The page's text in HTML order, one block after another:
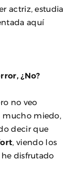
actriz, estudia
aquí
¿No?
no veo
mucho miedo,
decir que
, viendo los
disfrutado